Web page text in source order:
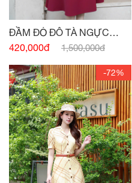
ĐẦM ĐỎ ĐÔ TÀ NGỰC
ĐÍNH CHARM
420,000đ 1,500,000đ
-72%